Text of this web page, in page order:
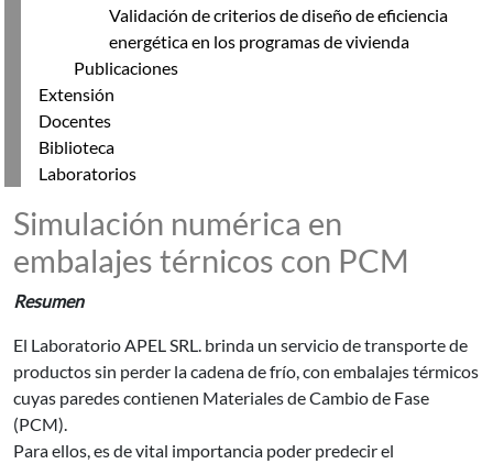
Validación de criterios de diseño de eficiencia
energética en los programas de vivienda
Publicaciones
Extensión
Docentes
Biblioteca
Laboratorios
Simulación numérica en
embalajes térnicos con PCM
Resumen
El Laboratorio APEL SRL. brinda un servicio de transporte de
productos sin perder la cadena de frío, con embalajes térmicos
cuyas paredes contienen Materiales de Cambio de Fase
(PCM).
Para ellos, es de vital importancia poder predecir el